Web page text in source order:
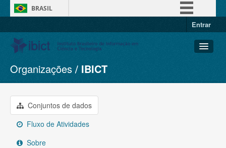
BRASIL
Entrar
Conjuntos de dados
Organizações
Grupos
Sobre
Organizações IBICT
Conjuntos de dados
Fluxo de Atividades
Sobre